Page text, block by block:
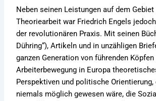
Neben seinen Leistungen auf dem Gebiet
Theoriearbeit war Friedrich Engels
der revolutionären Praxis. Mit seinen
Dühring“), Artikeln und in unzähligen
ganzen Generation von führenden Köpfen
Arbeiterbewegung in Europa
Perspektiven und politische Orientierung,
niemals möglich gewesen wäre, die